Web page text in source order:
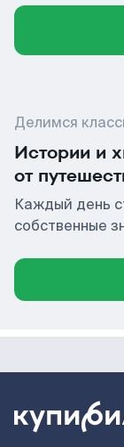
Делимся
Истории и
от
Каждый день
собственные